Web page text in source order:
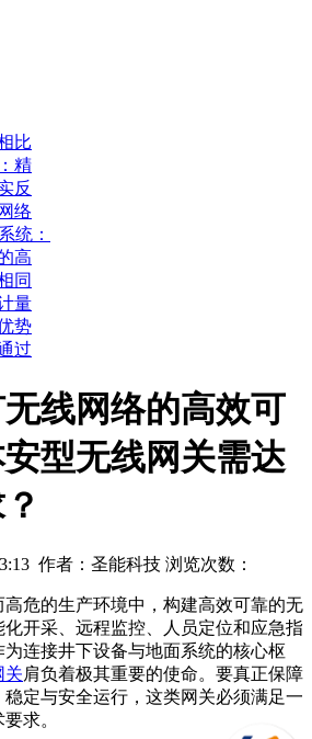
比
精
反
络
统：
高
同
量
势
过
线网络的高效可
型无线网关需达
作者：圣能科技 浏览次数：
危的生产环境中，构建高效可靠的无
开采、远程监控、人员定位和应急指
连接井下设备与地面系统的核心枢
关肩负着极其重要的使命。要真正保障
定与安全运行，这类网关必须满足一
求。